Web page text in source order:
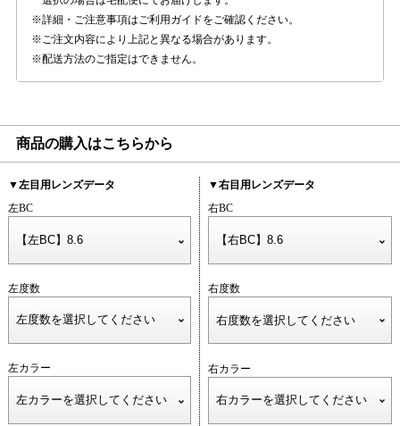
詳細・ご注意事項はご利用ガイドをご確認ください。
ご注文内容により上記と異なる場合があります。
配送方法のご指定はできません。
商品の購入はこちらから
▼左目用レンズデータ
左BC
左度数
左カラー
▼右目用レンズデータ
右BC
右度数
右カラー